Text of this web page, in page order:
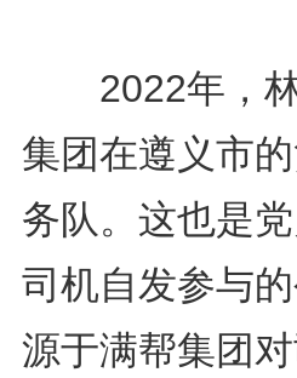
2022年，林
集团在遵义市
务队。这也是
司机自发参与
源于满帮集团